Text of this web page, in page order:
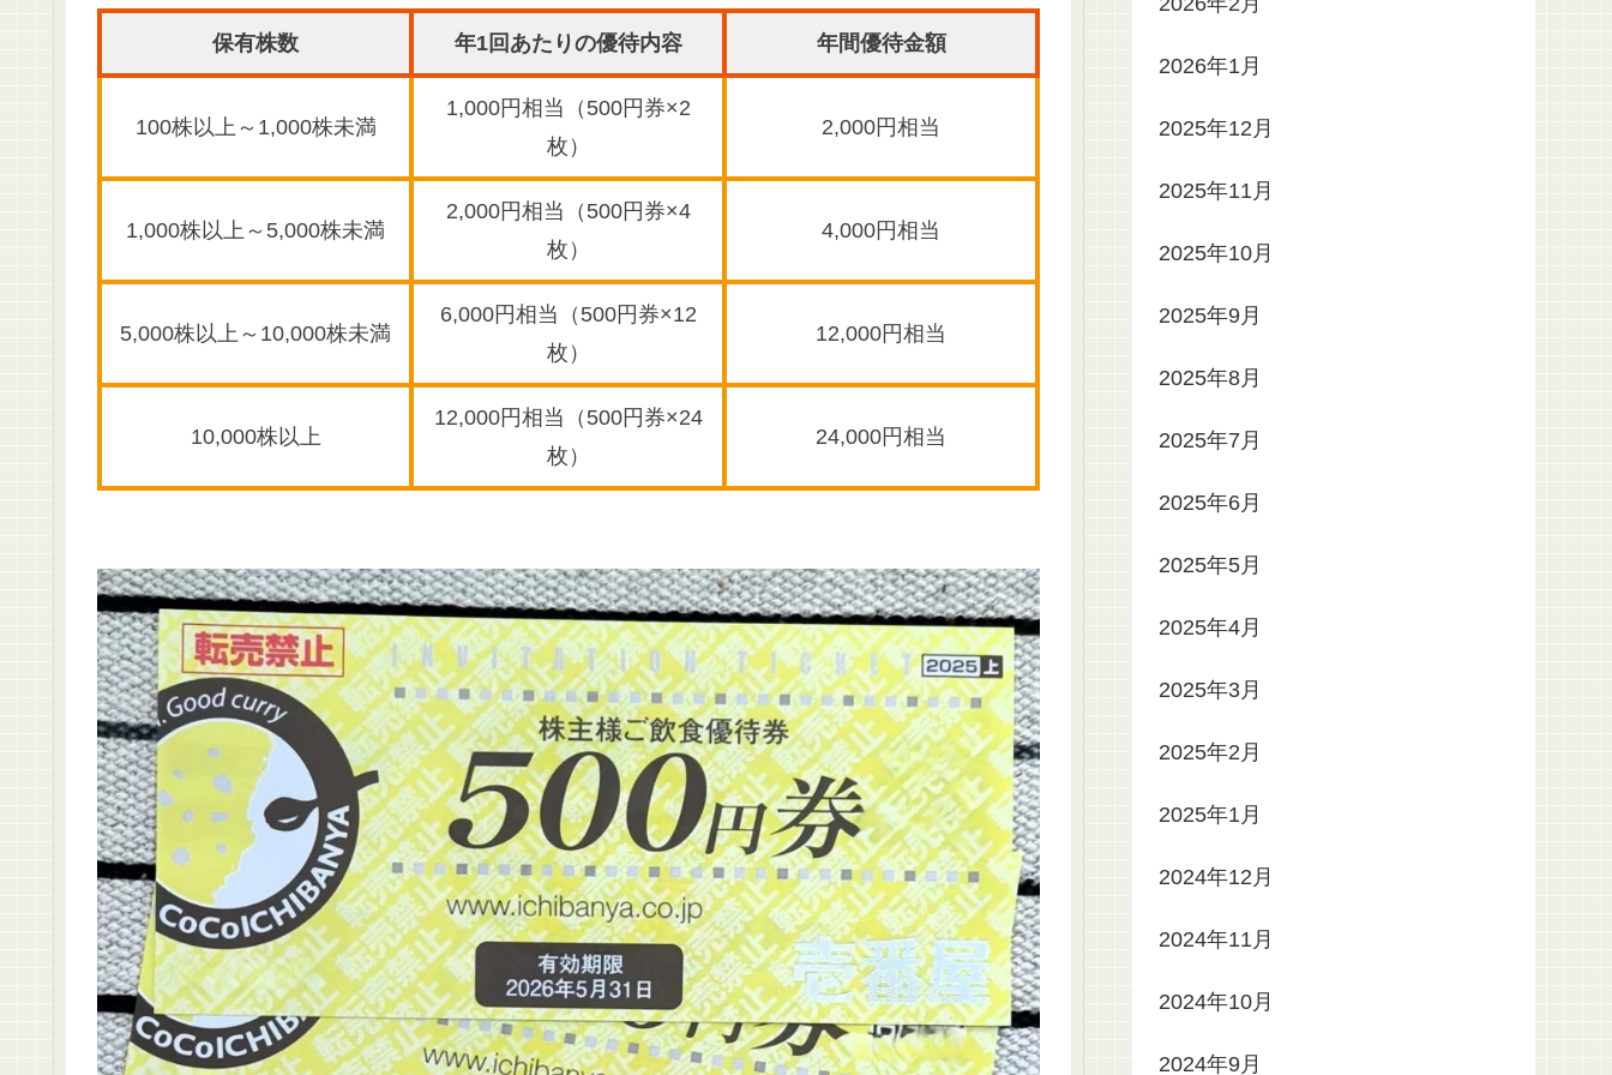
保有株数 年1回あたりの優待内容 年間優待金額
100株以上～1,000株未満
1,000円相当（500円券×2
枚）
2,000円相当
1,000株以上～5,000株未満
2,000円相当（500円券×4
枚）
4,000円相当
5,000株以上～10,000株未満
6,000円相当（500円券×12
枚）
12,000円相当
10,000株以上
12,000円相当（500円券×24
枚）
24,000円相当
2026年1月
2025年12月
2025年11月
2025年10月
2025年9月
2025年8月
2025年7月
2025年6月
2025年5月
2025年4月
2025年3月
2025年2月
2025年1月
2024年12月
2024年11月
2024年10月
2024年9月